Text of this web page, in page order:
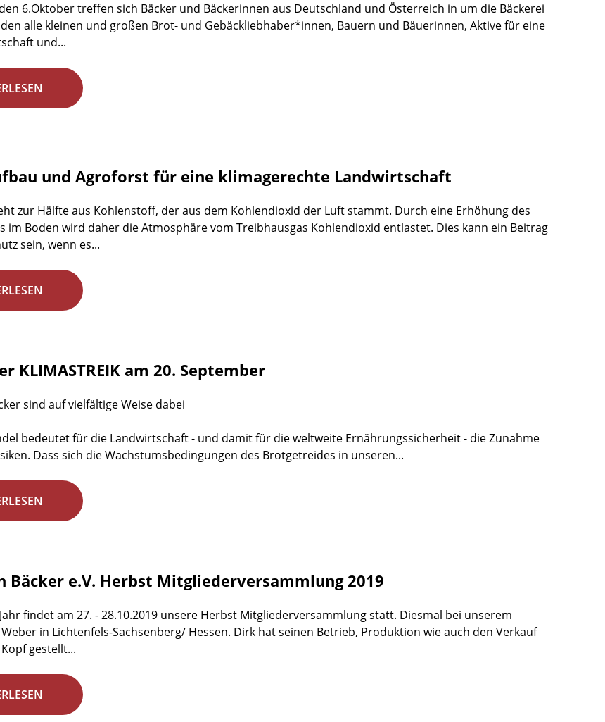
6.Oktober treffen sich Bäcker und Bäckerinnen aus Deutschland und Österreich in um die Bäckerei
alle kleinen und großen Brot- und Gebäckliebhaber*innen, Bauern und Bäuerinnen, Aktive für eine
und...
und Agroforst für eine klimagerechte Landwirtschaft
zur Hälfte aus Kohlenstoff, der aus dem Kohlendioxid der Luft stammt. Durch eine Erhöhung des
im Boden wird daher die Atmosphäre vom Treibhausgas Kohlendioxid entlastet. Dies kann ein Beitrag
sein, wenn es...
KLIMASTREIK am 20. September
sind auf vielfältige Weise dabei
bedeutet für die Landwirtschaft - und damit für die weltweite Ernährungssicherheit - die Zunahme
Dass sich die Wachstumsbedingungen des Brotgetreides in unseren...
Bäcker e.V. Herbst Mitgliederversammlung 2019
findet am 27. - 28.10.2019 unsere Herbst Mitgliederversammlung statt. Diesmal bei unserem
in Lichtenfels-Sachsenberg/ Hessen. Dirk hat seinen Betrieb, Produktion wie auch den Verkauf
gestellt...